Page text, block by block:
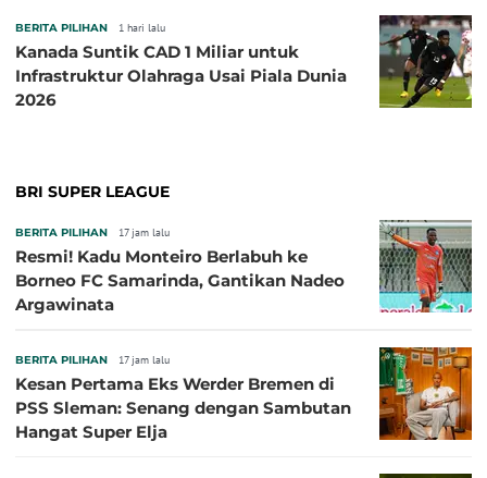
BERITA PILIHAN 1 hari lalu
Kanada Suntik CAD 1 Miliar untuk
Infrastruktur Olahraga Usai Piala Dunia
2026
BRI SUPER LEAGUE
BERITA PILIHAN 17 jam lalu
Resmi! Kadu Monteiro Berlabuh ke
Borneo FC Samarinda, Gantikan Nadeo
Argawinata
BERITA PILIHAN 17 jam lalu
Kesan Pertama Eks Werder Bremen di
PSS Sleman: Senang dengan Sambutan
Hangat Super Elja